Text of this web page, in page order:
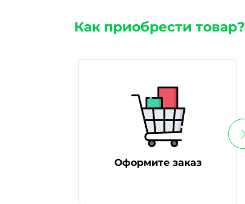
Как приобрести товар?
Оформите заказ